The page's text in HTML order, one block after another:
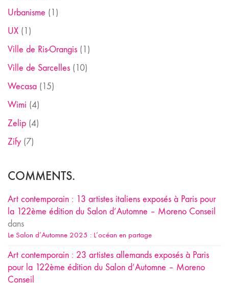
Urbanisme (1)
UX (1)
Ville de Ris-Orangis (1)
Ville de Sarcelles (10)
Wecasa (15)
Wimi (4)
Zelip (4)
Zify (7)
COMMENTS.
Art contemporain : 13 artistes italiens exposés à Paris pour
la 122ème édition du Salon d’Automne – Moreno Conseil
dans
Le Salon d’Automne 2025 : L’océan en partage
Art contemporain : 23 artistes allemands exposés à Paris
pour la 122ème édition du Salon d’Automne – Moreno
Conseil